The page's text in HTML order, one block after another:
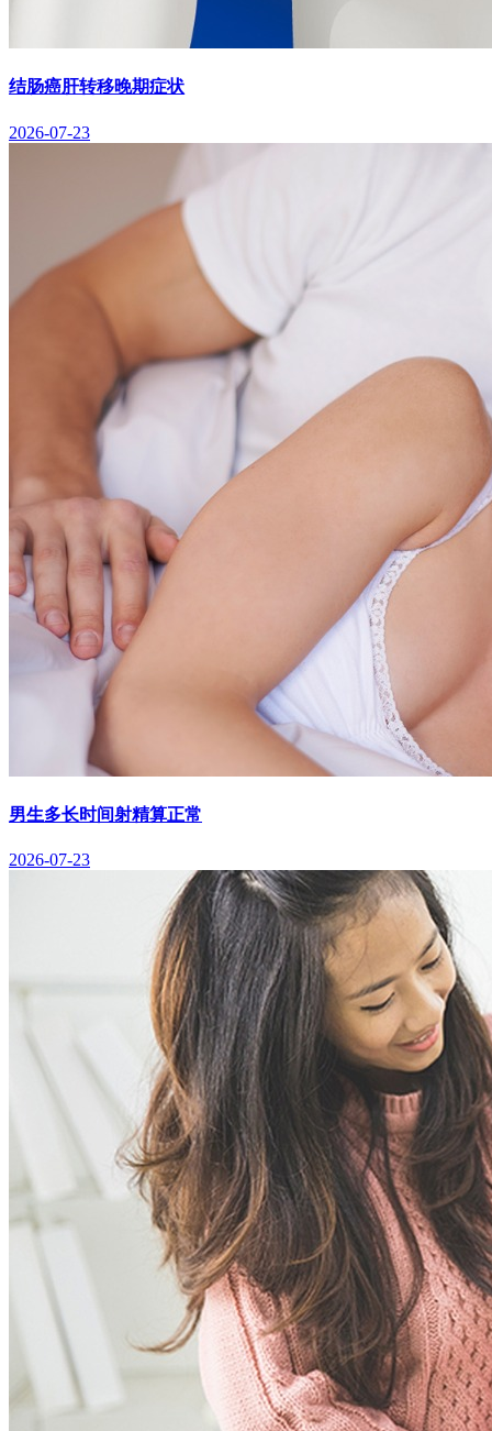
结肠癌肝转移晚期症状
2026-07-23
男生多长时间射精算正常
2026-07-23